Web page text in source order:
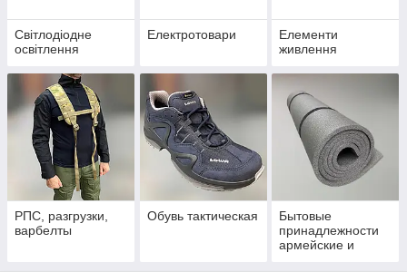
Світлодіодне
освітлення
Електротовари
Елементи
живлення
РПС, разгрузки,
варбелты
Обувь тактическая
Бытовые
принадлежности
армейские и